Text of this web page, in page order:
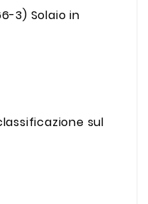
3) Solaio in
sul